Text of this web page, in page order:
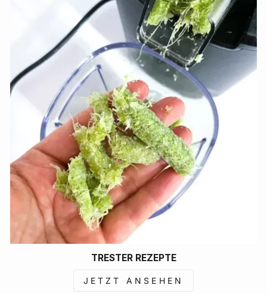
TRESTER REZEPTE
JETZT ANSEHEN